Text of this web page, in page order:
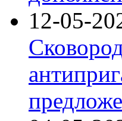
12-05-